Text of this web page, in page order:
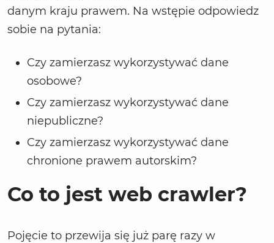
danym kraju prawem. Na wstępie odpowiedz
sobie na pytania:
Czy zamierzasz wykorzystywać dane
osobowe?
Czy zamierzasz wykorzystywać dane
niepubliczne?
Czy zamierzasz wykorzystywać dane
chronione prawem autorskim?
Co to jest web crawler?
Pojęcie to przewija się już parę razy w